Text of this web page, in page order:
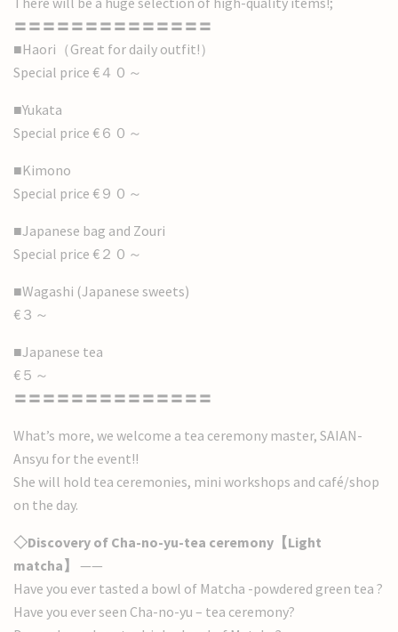
〓〓〓〓〓〓〓〓〓〓〓〓〓〓
■Haori（Great for daily outfit!）
Special price €４０～
■Yukata
Special price €６０～
■Kimono
Special price €９０～
■Japanese bag and Zouri
Special price €２０～
■Wagashi (Japanese sweets)
€３～
■Japanese tea
€５～
〓〓〓〓〓〓〓〓〓〓〓〓〓〓
What’s more, we welcome a tea ceremony master, SAIAN-
Ansyu for the event!!
She will hold tea ceremonies, mini workshops and café/shop
on the day.
◇Discovery of Cha-no-yu-tea ceremony【Light
matcha】
——
Have you ever tasted a bowl of Matcha -powdered green tea ?
Have you ever seen Cha-no-yu – tea ceremony?